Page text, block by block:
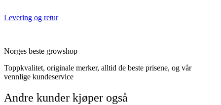
Levering og retur
Norges beste growshop
Toppkvalitet, originale merker, alltid de beste prisene, og vår
vennlige kundeservice
Andre kunder kjøper også